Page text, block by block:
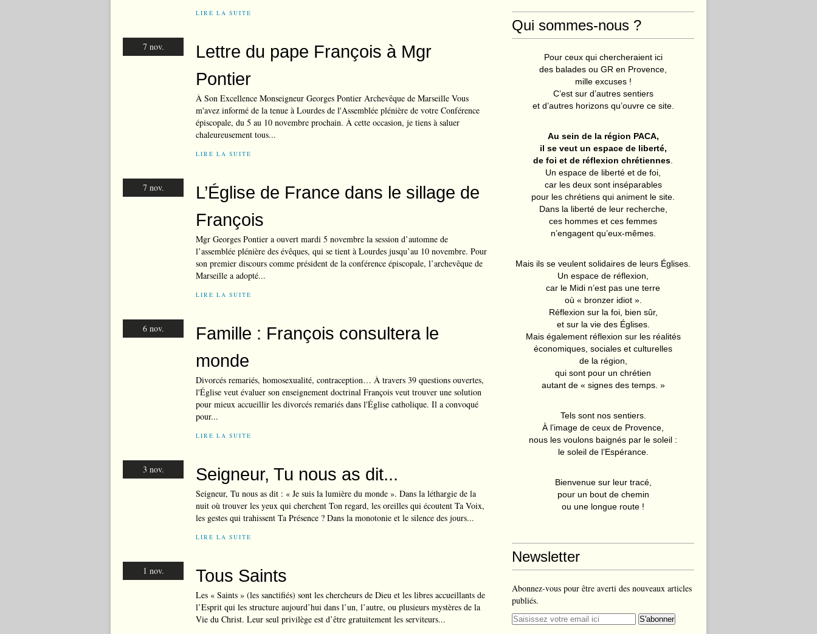
LIRE LA SUITE
7 nov.
Lettre du pape François à Mgr
Pontier
À Son Excellence Monseigneur Georges Pontier Archevêque de Marseille Vous
m'avez informé de la tenue à Lourdes de l'Assemblée plénière de votre Conférence
épiscopale, du 5 au 10 novembre prochain. À cette occasion, je tiens à saluer
chaleureusement tous...
LIRE LA SUITE
7 nov.
L’Église de France dans le sillage de
François
Mgr Georges Pontier a ouvert mardi 5 novembre la session d’automne de
l’assemblée plénière des évêques, qui se tient à Lourdes jusqu’au 10 novembre. Pour
son premier discours comme président de la conférence épiscopale, l’archevêque de
Marseille a adopté...
LIRE LA SUITE
6 nov.
Famille : François consultera le
monde
Divorcés remariés, homosexualité, contraception… À travers 39 questions ouvertes,
l'Église veut évaluer son enseignement doctrinal François veut trouver une solution
pour mieux accueillir les divorcés remariés dans l'Église catholique. Il a convoqué
pour...
LIRE LA SUITE
3 nov. Seigneur, Tu nous as dit...
Seigneur, Tu nous as dit : « Je suis la lumière du monde ». Dans la léthargie de la
nuit où trouver les yeux qui cherchent Ton regard, les oreilles qui écoutent Ta Voix,
les gestes qui trahissent Ta Présence ? Dans la monotonie et le silence des jours...
LIRE LA SUITE
1 nov. Tous Saints
Les « Saints » (les sanctifiés) sont les chercheurs de Dieu et les libres accueillants de
l’Esprit qui les structure aujourd’hui dans l’un, l’autre, ou plusieurs mystères de la
Vie du Christ. Leur seul privilège est d’être gratuitement les serviteurs...
Qui sommes-nous ?
Pour ceux qui chercheraient ici
des balades ou GR en Provence,
mille excuses !
C’est sur d’autres sentiers
et d’autres horizons qu’ouvre ce site.
Au sein de la région PACA,
il se veut un espace de liberté,
de foi et de réflexion chrétiennes
Un espace de liberté et de foi,
car les deux sont inséparables
pour les chrétiens qui animent le site.
Dans la liberté de leur recherche,
ces hommes et ces femmes
n’engagent qu’eux-mêmes.
Mais ils se veulent solidaires de leurs Églises.
Un espace de réflexion,
car le Midi n’est pas une terre
où « bronzer idiot ».
Réflexion sur la foi, bien sûr,
et sur la vie des Églises.
Mais également réflexion sur les réalités
économiques, sociales et culturelles
de la région,
qui sont pour un chrétien
autant de « signes des temps. »
Tels sont nos sentiers.
À l’image de ceux de Provence,
nous les voulons baignés par le soleil :
le soleil de l’Espérance.
Bienvenue sur leur tracé,
pour un bout de chemin
ou une longue route !
Newsletter
Abonnez-vous pour être averti des nouveaux articles
publiés.